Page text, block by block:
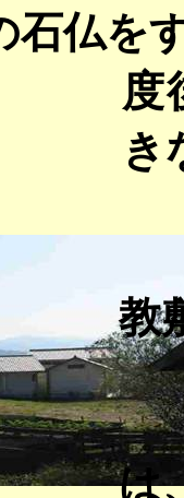
すぎ
度
き
教
は